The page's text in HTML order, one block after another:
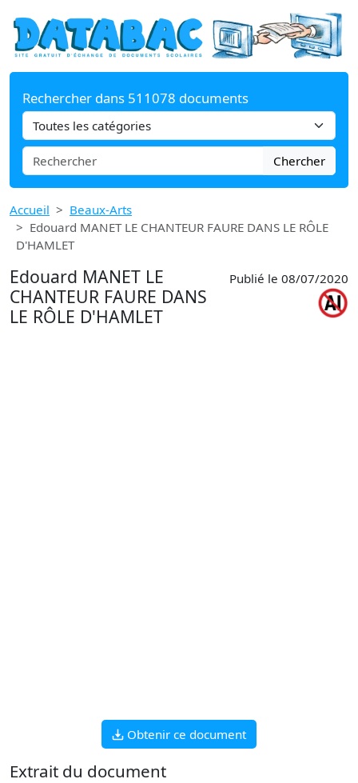
Rechercher dans 511078 documents
Chercher
Accueil
Beaux-Arts
Edouard MANET LE CHANTEUR FAURE DANS LE RÔLE
D'HAMLET
Edouard MANET LE
CHANTEUR FAURE DANS
LE RÔLE D'HAMLET
Publié le 08/07/2020
Obtenir ce document
Extrait du document